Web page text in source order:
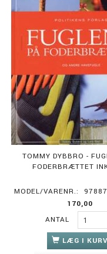
TOMMY DYBBRO -
FODERBRÆTTET
MODEL/VARENR.:
170,00
ANTAL
LÆG I KURV